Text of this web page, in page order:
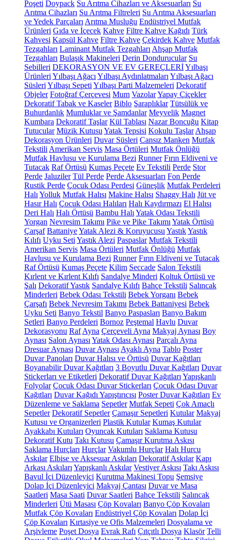
Poşeti Doypack Su Arıtma Cihazları ve Aksesuarları Su
Arıtma Cihazları Su Arıtma Filtreleri Su Arıtma Aksesuarları
ve Yedek Parçaları Arıtma Musluğu Endüstriyel Mutfak
Ürünleri Gıda ve İçecek Kahve Filtre Kahve Kağıdı Türk
Kahvesi Kapsül Kahve Filtre Kahve Çekirdek Kahve Mutfak
Tezgahları Laminant Mutfak Tezgahları Ahşap Mutfak
Tezgahları Bulaşık Makineleri Derin Dondurucular Su
Sebilleri DEKORASYON VE EV GEREÇLERİYılbaşı
Ürünleri Yılbaşı Ağacı Yılbaşı Aydınlatmaları Yılbaşı Ağacı
Süsleri Yılbaşı Sepeti Yılbaşı Parti Malzemeleri Dekoratif
Objeler Fotoğraf Çerçevesi Mum VazolarYapay Çiçekler
Dekoratif Tabak ve Kaseler Biblo Şaraplıklar Tütsülük ve
Buhurdanlık Mumluklar ve Şamdanlar Meyvelik Magnet
Kumbara Dekoratif Taşlar Kül Tablası Nazar Boncuğu Kitap
Tutucular Müzik Kutusu Yatak Tepsisi Kokulu Taşlar Ahşap
Dekorasyon Ürünleri Duvar Süsleri Cansız Manken Mutfak
Tekstili Amerikan Servis Masa Örtüleri Mutfak Önlüğü
Mutfak Havlusu ve Kurulama Bezi Runner Fırın Eldiveni ve
Tutacak Raf Örtüsü Kumaş Peçete Ev Tekstili Perde Stor
Perde Jaluziler Tül Perde Perde Aksesuarları Fon Perde
Rustik Perde Çocuk Odası Perdesi Güneşlik Mutfak Perdeleri
Halı Yolluk Mutfak Halısı Makine Halısı Shaggy Halı Jüt ve
Hasır Halı Çocuk Odası Halıları Halı Kaydırmazı El Halısı
Deri Halı Halı Örtüsü Bambu Halı Yatak Odası Tekstili
Yorgan Nevresim Takımı Pike ve Pike Takımı Yatak Örtüsü
Çarşaf BattaniyeYatak Alezi & Koruyucusu YastıkYastık
Kılıfı Uyku Seti Yastık Alezi Paspaslar Mutfak Tekstili
Amerikan Servis Masa Örtüleri Mutfak Önlüğü Mutfak
Havlusu ve Kurulama Bezi Runner Fırın Eldiveni ve Tutacak
Raf Örtüsü Kumaş Peçete Kilim Seccade Salon Tekstili
Kırlent ve Kırlent Kılıfı Sandalye Minderi Koltuk Örtüsü ve
Şalı Dekoratif Yastık Sandalye Kılıfı Bahçe Tekstili Salıncak
Minderleri Bebek Odası Tekstili Bebek Yorganı Bebek
Çarşafı Bebek Nevresim Takımı Bebek Battaniyesi Bebek
Uyku Seti Banyo Tekstil Banyo Paspasları Banyo Bakım
Setleri Banyo Perdeleri Bornoz Peştemal Havlu Duvar
Dekorasyonu Raf Ayna Çerçeveli Ayna Makyaj Aynası Boy
Aynası Salon Aynası Yatak Odası Aynası Parçalı Ayna
Dresuar Aynası Duvar Aynası Ayaklı Ayna Tablo Poster
Duvar Panoları Duvar Halısı ve Örtüsü Duvar Kağıtları
Boyanabilir Duvar Kağıtları 3 Boyutlu Duvar Kağıtları Duvar
Stickerları ve Etiketleri Dekoratif Duvar Kağıtları Yapışkanlı
Folyolar Çocuk Odası Duvar Stickerları Çocuk Odası Duvar
Kağıtları Duvar Kağıdı Yapıştırıcısı Poster Duvar Kağıtları Ev
Düzenleme ve Saklama Sepetler Mutfak Sepeti Çok Amaçlı
Sepetler Dekoratif Sepetler Çamaşır Sepetleri Kutular Makyaj
Kutusu ve Organizerleri Plastik Kutular Kumaş Kutular
Ayakkabı Kutuları Oyuncak Kutuları Saklama Kutusu
Dekoratif Kutu Takı Kutusu Çamaşır Kurutma Askısı
Saklama Hurçları Hurçlar Vakumlu Hurçlar Halı Hurcu
Askılar Elbise ve Aksesuar Askıları Dekoratif Askılar Kapı
Arkası Askıları Yapışkanlı Askılar Vestiyer Askısı Takı Askısı
Bavul İçi Düzenleyici Kurutma Makinesi Topu Şemsiye
Dolap İçi Düzenleyici Makyaj Çantası Duvar ve Masa
Saatleri Masa Saati Duvar Saatleri Bahçe Tekstili Salıncak
Minderleri Ütü Masası Çöp Kovaları Banyo Çöp Kovaları
Mutfak Çöp Kovaları Endüstriyel Çöp Kovaları Dolap İçi
Çöp Kovaları Kırtasiye ve Ofis Malzemeleri Dosyalama ve
Arşivleme Poşet Dosya Evrak Rafı Çıtçıtlı Dosya Klasör Telli